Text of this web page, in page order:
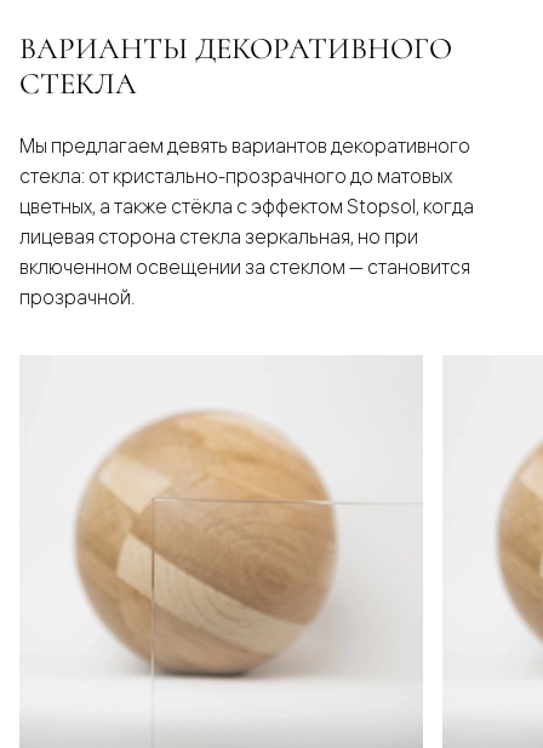
ВАРИАНТЫ ДЕКОРАТИВНОГО
СТЕКЛА
Мы предлагаем девять вариантов декоративного
стекла: от кристально-прозрачного до матовых
цветных, а также стёкла с эффектом Stopsol, когда
лицевая сторона стекла зеркальная, но при
включенном освещении за стеклом — становится
прозрачной.